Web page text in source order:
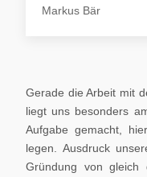
Markus Bär
Gerade die Arbeit mit
liegt uns besonders
Aufgabe gemacht,
legen. Ausdruck
Gründung von gleich